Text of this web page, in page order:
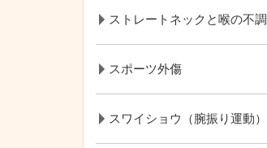
ストレートネックと喉の不調
スポーツ外傷
スワイショウ（腕振り運動）